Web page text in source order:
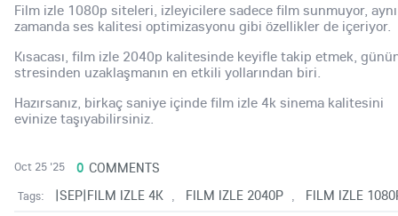
Film izle 1080p siteleri, izleyicilere sadece film sunmuyor, aynı
zamanda ses kalitesi optimizasyonu gibi özellikler de içeriyor.
Kısacası, film izle 2040p kalitesinde keyifle takip etmek,
stresinden uzaklaşmanın en etkili yollarından biri.
Hazırsanız, birkaç saniye içinde film izle 4k sinema kalitesini
evinize taşıyabilirsiniz.
Oct 25 '25 0 COMMENTS
Tags: |SEP|FILM IZLE 4K FILM IZLE 2040P FILM IZLE